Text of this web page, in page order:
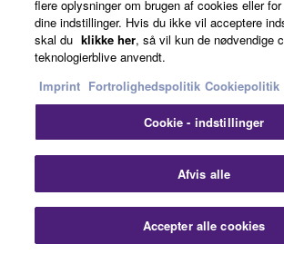
Kontakt osBetingelser og vilkår
CookiepolitikImprint
© Yamaha Corporation.
flere oplysninger om brugen af cookies eller
dine indstillinger. Hvis du ikke vil acceptere
skal du klikke her, så vil kun de nødvendige
teknologierblive anvendt.
Imprint Fortrolighedspolitik Cookiepolitik
Cookie - indstillinger
Afvis alle
Accepter alle cookies